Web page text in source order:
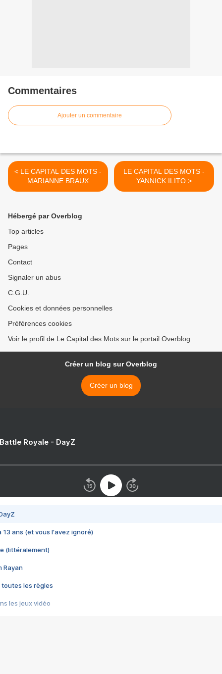
Commentaires
Ajouter un commentaire
< LE CAPITAL DES MOTS -
MARIANNE BRAUX
LE CAPITAL DES MOTS -
YANNICK ILITO >
Hébergé par Overblog
Top articles
Pages
Contact
Signaler un abus
C.G.U.
Cookies et données personnelles
Préférences cookies
Voir le profil de Le Capital des Mots sur le portail Overblog
Créer un blog sur Overblog
Créer un blog
Royale - DayZ
13 ans (et vous l'avez ignoré)
(littéralement)
Rayan
toutes les règles
les jeux vidéo